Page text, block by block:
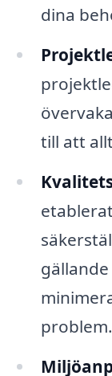
dina
till att
problem.